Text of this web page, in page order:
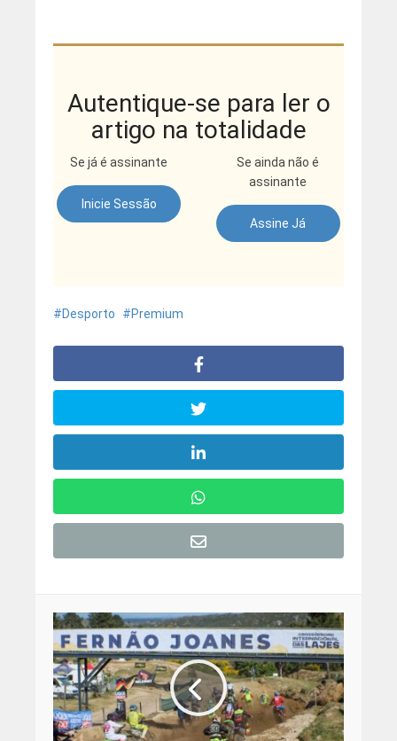
Autentique-se para ler o
artigo na totalidade
Se já é assinante
Inicie Sessão
Se ainda não é
assinante
Assine Já
Desporto Premium